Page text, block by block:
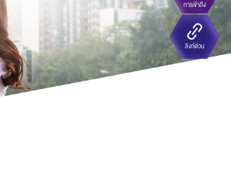
การเข้าถึง
ลิงก์ด่วน